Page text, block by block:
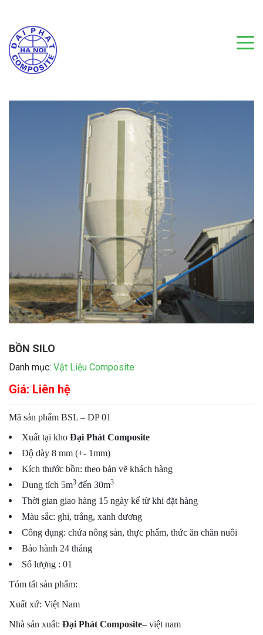
BỒN SILO
Danh mục: Vật Liệu Composite
Giá: Liên hệ
Mã sản phẩm BSL – DP 01
Xuất tại kho Đại Phát Composite
Độ dày 8 mm (+- 1mm)
Kích thước bồn: theo bản vẽ khách hàng
Dung tích 5m3 đến 30m3
Thời gian giao hàng 15 ngày kể từ khi đặt hàng
Màu sắc: ghi, trắng, xanh dương
Công dụng: chứa nông sản, thực phẩm, thức ăn chăn nuôi
Bảo hành 24 tháng
Số lượng : 01
Tóm tắt sản phẩm:
Xuất xứ: Việt Nam
Nhà sản xuất: Đại Phát Composite– việt nam